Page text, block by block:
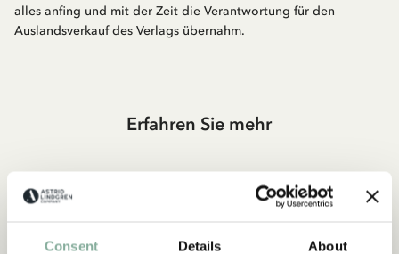
Consent Details About
alles anfing und mit der Zeit die Verantwortung für den
Auslandsverkauf des Verlags übernahm.
Erfahren Sie mehr